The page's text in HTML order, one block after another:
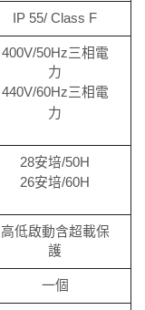
IP 55/ Class F
400V/50Hz三相電
力
440V/60Hz三相電
力
28安培/50H
26安培/60H
高低啟動含超載保
護
一個